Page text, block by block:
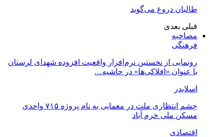
طالبان دروغ می‌گوید
قبلی بعدی
مصاحبه
فرهنگی
رونمایی از نخستین نرم‌افزار واقعیت افزوده شهدای لرستان
با عنوان «افلاکی‌ها» در حاشیه…
اسلایدر
چشم انتظاری ملت در معمایی به نام پروژه ۷۱۵ واحدی
مسکن ملی خرم آباد
اقتصادی